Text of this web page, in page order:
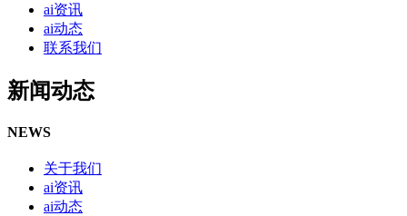
ai资讯
ai动态
联系我们
新闻动态
NEWS
关于我们
ai资讯
ai动态